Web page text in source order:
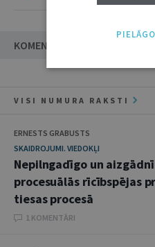
KOMENTĀRI
VISI NUMURA RAKSTI
ERNESTS GRABUSTS
SKAIDROJUMI. VIEDOKĻI
Nepilngadīgo un
procesuālās rīcībspējas
tiesas procesā
1 KOMENTĀRI